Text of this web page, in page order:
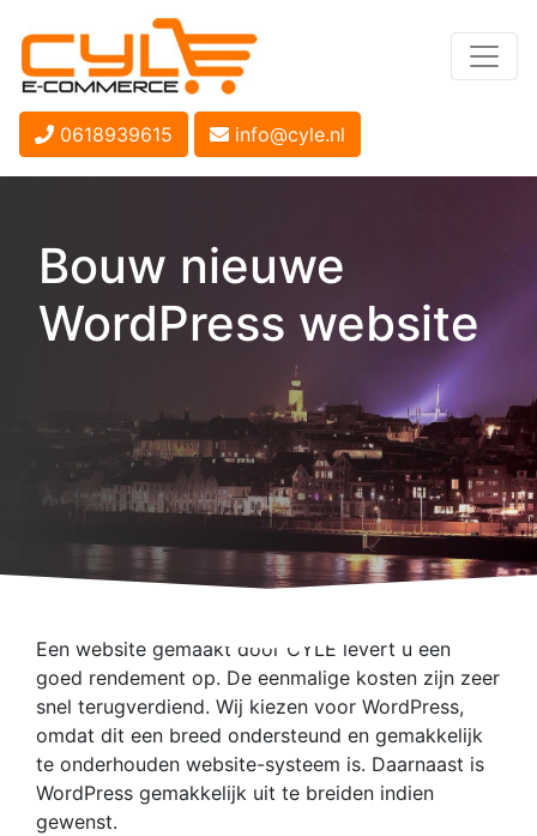
0618939615 info@cyle.nl
Bouw nieuwe
WordPress website
Een website gemaakt door CYLE levert u een
goed rendement op. De eenmalige kosten zijn zeer
snel terugverdiend. Wij kiezen voor WordPress,
omdat dit een breed ondersteund en gemakkelijk
te onderhouden website-systeem is. Daarnaast is
WordPress gemakkelijk uit te breiden indien
gewenst.